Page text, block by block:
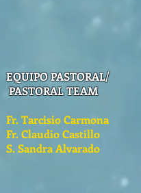
EQUIPO PASTORAL/
PASTORAL TEAM
Fr. Tarcisio Carmona
Fr. Claudio Castillo
S. Sandra Alvarado